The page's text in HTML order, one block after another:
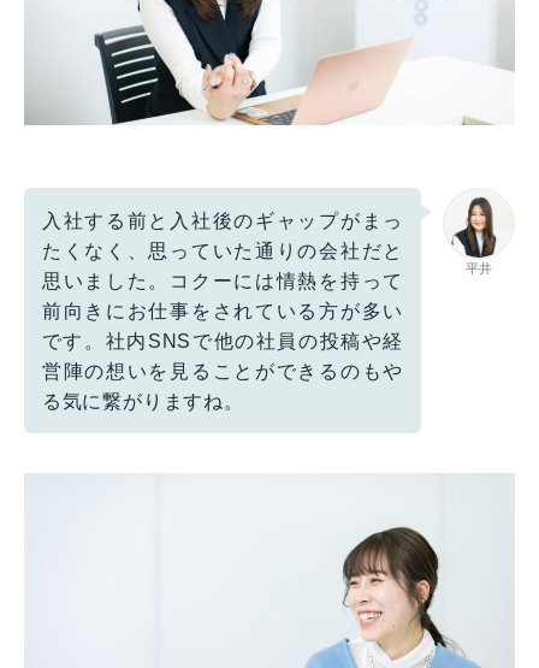
平井
入社する前と入社後のギャップがまっ
たくなく、思っていた通りの会社だと
思いました。コクーには情熱を持って
前向きにお仕事をされている方が多い
です。社内SNSで他の社員の投稿や経
営陣の想いを見ることができるのもや
る気に繋がりますね。